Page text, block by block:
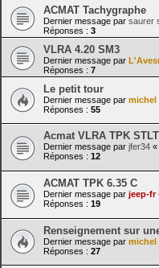
ACMAT Tachygraphe
Dernier message par saurer
Réponses : 3
VLRA 4.20 SM3
Dernier message par
Réponses : 7
Le petit tour
Dernier message par michel
Réponses : 55
Acmat VLRA TPK
Dernier message par jfer34 «
Réponses : 12
ACMAT TPK 6.35 C
Dernier message par jeep-fr
Réponses : 19
Renseignement sur
Dernier message par michel
Réponses : 27